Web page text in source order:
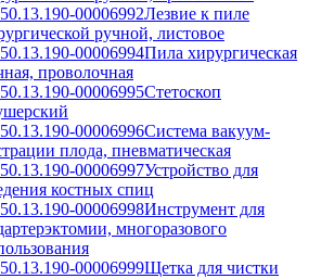
00006992Лезвие к пиле
ручной, листовое
00006994Пила хирургическая
проволочная
00006995Стетоскоп
00006996Система вакуум-
плода, пневматическая
00006997Устройство для
костных спиц
00006998Инструмент для
многоразового
00006999Щетка для чистки